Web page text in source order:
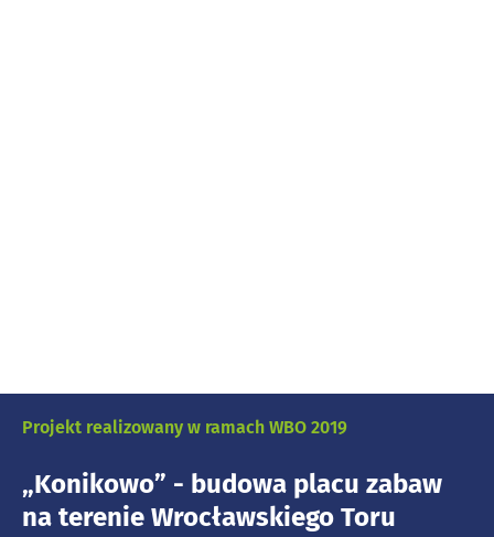
Projekt realizowany w ramach WBO 2019
„Konikowo” - budowa placu zabaw
na terenie Wrocławskiego Toru